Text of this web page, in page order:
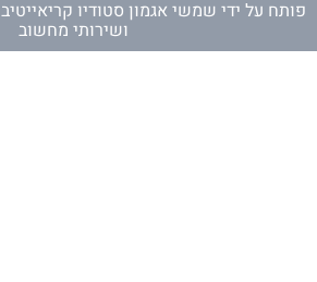
פותח על ידי שמשי אגמון סטודיו קריאייטיב
ושירותי מחשוב